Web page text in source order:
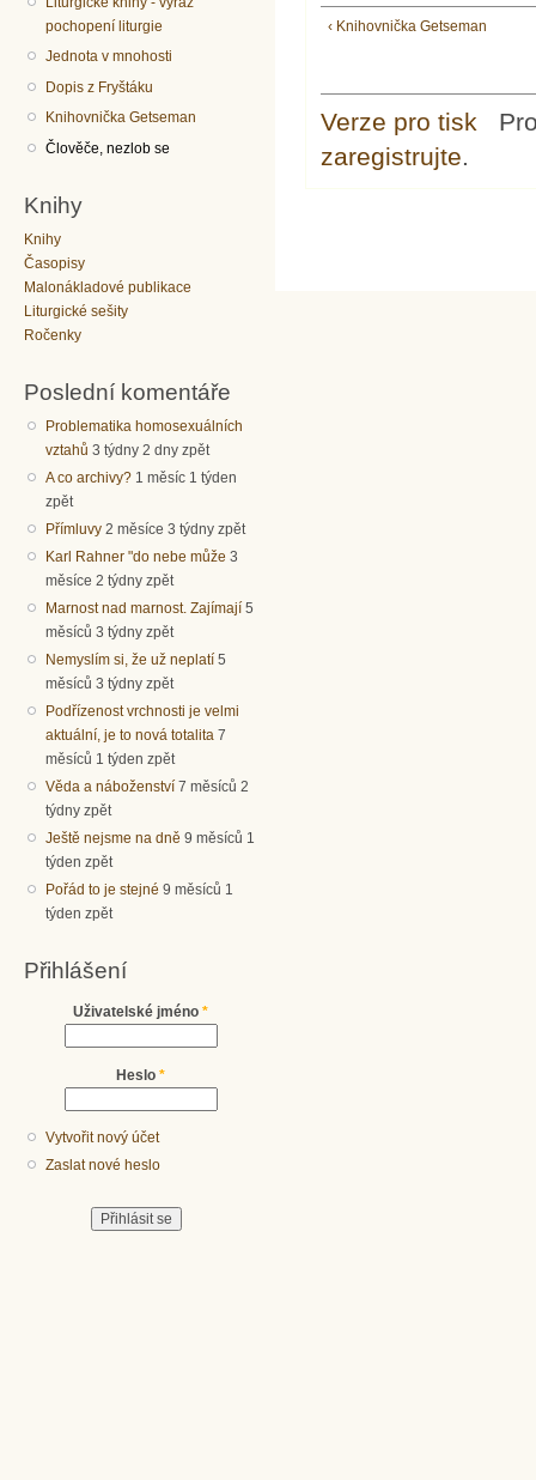
pochopení liturgie
Jednota v mnohosti
Dopis z Fryštáku
Knihovnička Getseman
Člověče, nezlob se
Knihy
Knihy
Časopisy
Malonákladové publikace
Liturgické sešity
Ročenky
Poslední komentáře
Problematika homosexuálních
vztahů 3 týdny 2 dny zpět
A co archivy? 1 měsíc 1 týden
zpět
Přímluvy 2 měsíce 3 týdny zpět
Karl Rahner "do nebe může 3
měsíce 2 týdny zpět
Marnost nad marnost. Zajímají 5
měsíců 3 týdny zpět
Nemyslím si, že už neplatí 5
měsíců 3 týdny zpět
Podřízenost vrchnosti je velmi
aktuální, je to nová totalita 7
měsíců 1 týden zpět
Věda a náboženství 7 měsíců 2
týdny zpět
Ještě nejsme na dně 9 měsíců 1
týden zpět
Pořád to je stejné 9 měsíců 1
týden zpět
Přihlášení
Uživatelské jméno *
Heslo *
Vytvořit nový účet
Zaslat nové heslo
‹ Knihovnička Getseman
Verze pro tisk
zaregistrujte.